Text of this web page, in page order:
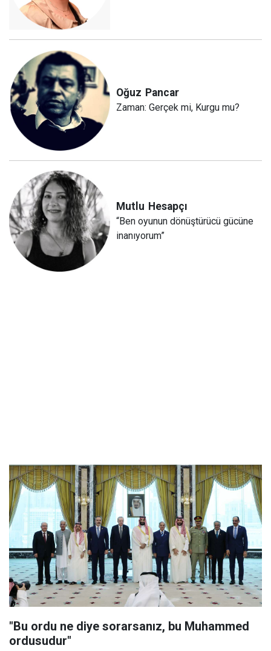
Oğuz Pancar
Zaman: Gerçek mi, Kurgu mu?
Mutlu Hesapçı
“Ben oyunun dönüştürücü gücüne
inanıyorum”
"Bu ordu ne diye sorarsanız, bu Muhammed
ordusudur"